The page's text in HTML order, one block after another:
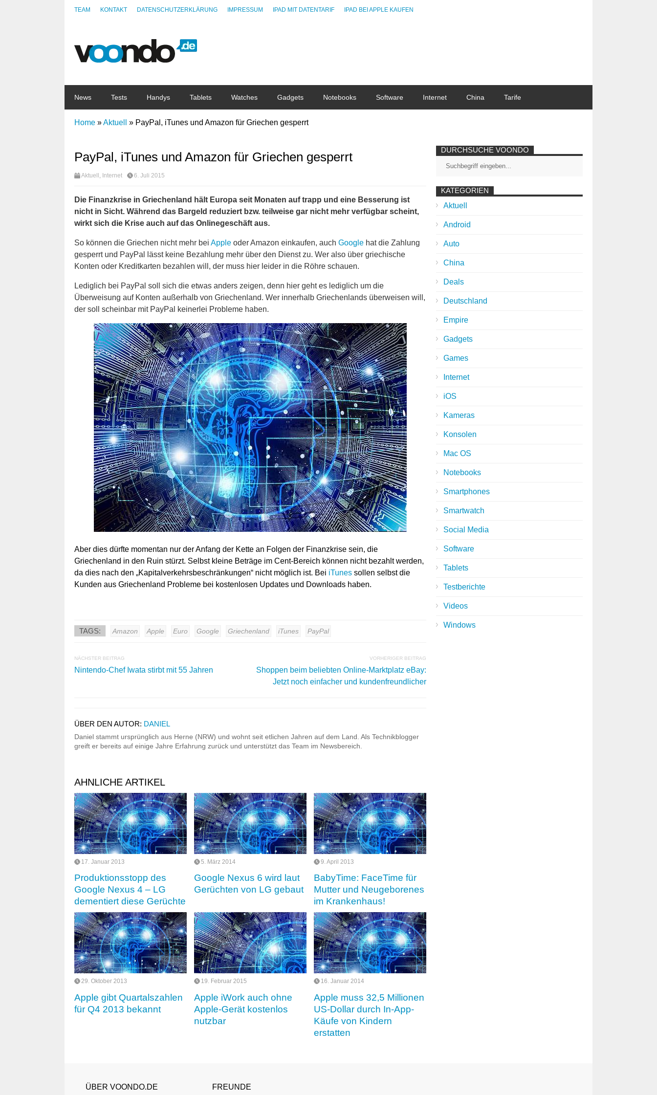
TEAM KONTAKT DATENSCHUTZERKLÄRUNG IMPRESSUM IPAD MIT DATENTARIF IPAD BEI APPLE KAUFEN
News Tests Handys Tablets Watches Gadgets Notebooks Software Internet China Tarife
Home »Aktuell » PayPal, iTunes und Amazon für Griechen gesperrt
PayPal, iTunes und Amazon für Griechen gesperrt
Aktuell , Internet 6. Juli 2015
Die Finanzkrise in Griechenland hält Europa seit Monaten auf trapp und eine Besserung ist
nicht in Sicht. Während das Bargeld reduziert bzw. teilweise gar nicht mehr verfügbar scheint,
wirkt sich die Krise auch auf das Onlinegeschäft aus.
So können die Griechen nicht mehr bei Apple oder Amazon einkaufen, auch Google hat die Zahlung
gesperrt und PayPal lässt keine Bezahlung mehr über den Dienst zu. Wer also über griechische
Konten oder Kreditkarten bezahlen will, der muss hier leider in die Röhre schauen.
Lediglich bei PayPal soll sich die etwas anders zeigen, denn hier geht es lediglich um die
Überweisung auf Konten außerhalb von Griechenland. Wer innerhalb Griechenlands überweisen will,
der soll scheinbar mit PayPal keinerlei Probleme haben.
Aber dies dürfte momentan nur der Anfang der Kette an Folgen der Finanzkrise sein, die
Griechenland in den Ruin stürzt. Selbst kleine Beträge im Cent-Bereich können nicht bezahlt werden,
da dies nach den „Kapitalverkehrsbeschränkungen“ nicht möglich ist. Bei iTunes sollen selbst die
Kunden aus Griechenland Probleme bei kostenlosen Updates und Downloads haben.
TAGS: Amazon Apple Euro Google Griechenland iTunes PayPal
NÄCHSTER BEITRAG
Nintendo-Chef Iwata stirbt mit 55 Jahren
VORHERIGER BEITRAG
Shoppen beim beliebten Online-Marktplatz eBay:
Jetzt noch einfacher und kundenfreundlicher
ÜBER DEN AUTOR: DANIEL
Daniel stammt ursprünglich aus Herne (NRW) und wohnt seit etlichen Jahren auf dem Land. Als Technikblogger
greift er bereits auf einige Jahre Erfahrung zurück und unterstützt das Team im Newsbereich.
AHNLICHE ARTIKEL
17. Januar 2013
Produktionsstopp des
Google Nexus 4 – LG
dementiert diese Gerüchte
5. März 2014
Google Nexus 6 wird laut
Gerüchten von LG gebaut
9. April 2013
BabyTime: FaceTime für
Mutter und Neugeborenes
im Krankenhaus!
29. Oktober 2013
Apple gibt Quartalszahlen
für Q4 2013 bekannt
19. Februar 2015
Apple iWork auch ohne
Apple-Gerät kostenlos
nutzbar
16. Januar 2014
Apple muss 32,5 Millionen
US-Dollar durch In-App-
Käufe von Kindern
erstatten
DURCHSUCHE VOONDO
KATEGORIEN
Aktuell
Android
Auto
China
Deals
Deutschland
Empire
Gadgets
Games
Internet
iOS
Kameras
Konsolen
Mac OS
Notebooks
Smartphones
Smartwatch
Social Media
Software
Tablets
Testberichte
Videos
Windows
ÜBER VOONDO.DE FREUNDE